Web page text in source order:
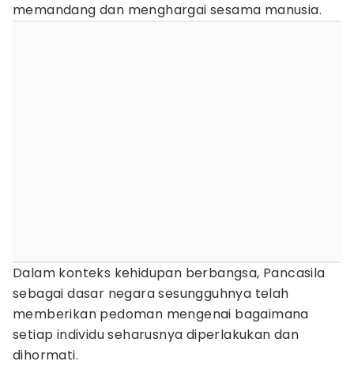
memandang dan menghargai sesama manusia.
Dalam konteks kehidupan berbangsa, Pancasila
sebagai dasar negara sesungguhnya telah
memberikan pedoman mengenai bagaimana
setiap individu seharusnya diperlakukan dan
dihormati.